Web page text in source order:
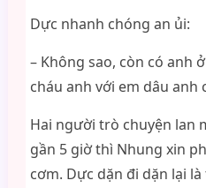
Dực nhanh chóng an ủi:
– Không sao, còn có anh
cháu anh với em dâu
Hai người trò chuyện lan
gần 5 giờ thì Nhung xin
cơm. Dực dặn đi dặn lại